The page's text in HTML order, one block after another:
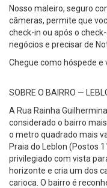
Nosso maleiro, seguro
câmeras, permite que
check-in ou após o
negócios e precisar de
Chegue como hóspede e
SOBRE O BAIRRO —
A Rua Rainha
considerado o bairro
o metro quadrado mais
Praia do Leblon (Postos
privilegiado com vista
horizonte e cria um dos
carioca. O bairro é